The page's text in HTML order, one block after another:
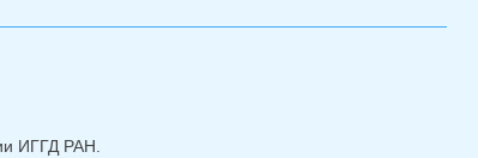
ИГГД РАН.